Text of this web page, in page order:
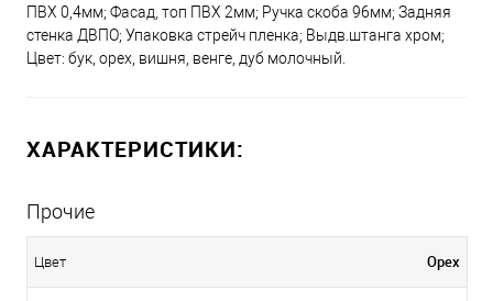
ПВХ 0,4мм; Фасад, топ ПВХ 2мм; Ручка скоба 96мм; Задняя
стенка ДВПО; Упаковка стрейч пленка; Выдв.штанга хром;
Цвет: бук, орех, вишня, венге, дуб молочный.
ХАРАКТЕРИСТИКИ:
Прочие
Цвет Орех